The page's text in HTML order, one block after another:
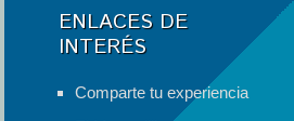
ENLACES DE
INTERÉS
Comparte tu experiencia